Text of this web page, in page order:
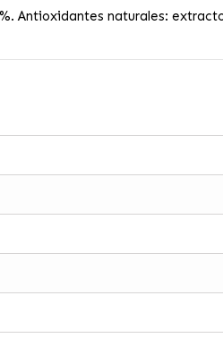
Antioxidantes naturales: